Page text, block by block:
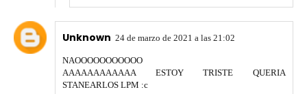
Unknown 24 de marzo de 2021 a las 21:02
NAOOOOOOOOOOO
AAAAAAAAAAAA ESTOY TRISTE QUERIA
STANEARLOS LPM :c